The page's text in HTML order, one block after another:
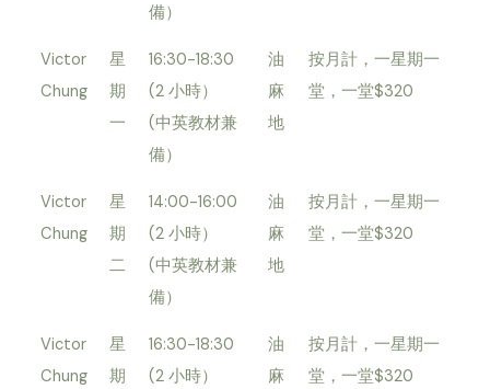
備）
Victor
Chung
星
期
一
16:30-18:30
(2 小時）
(中英教材兼
備）
油
麻
地
按月計，一星期一
堂，一堂$320
Victor
Chung
星
期
二
14:00-16:00
(2 小時）
(中英教材兼
備）
油
麻
地
按月計，一星期一
堂，一堂$320
Victor
Chung
星
期
16:30-18:30
(2 小時）
油
麻
按月計，一星期一
堂，一堂$320